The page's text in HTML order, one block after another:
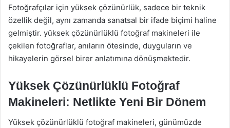
Fotoğrafçılar için yüksek çözünürlük, sadece bir teknik
özellik değil, aynı zamanda sanatsal bir ifade biçimi haline
gelmiştir. yüksek çözünürlüklü fotoğraf makineleri ile
çekilen fotoğraflar, anıların ötesinde, duyguların ve
hikayelerin görsel birer anlatımına dönüşmektedir.
Yüksek Çözünürlüklü Fotoğraf
Makineleri: Netlikte Yeni Bir Dönem
Yüksek çözünürlüklü fotoğraf makineleri, günümüzde